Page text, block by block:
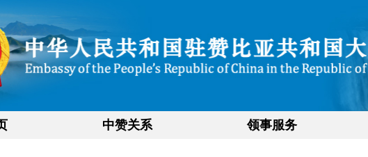
中赞关系 领事服务